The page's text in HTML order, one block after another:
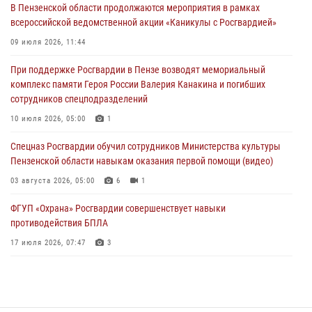
В Пензе сотрудники Росгвардии оказали помощь
дезориентированному пенсионеру
В Пензе при силовой поддержке Росгвардии пресечена
деятельность ОПГ, маскировавшейся под реабилитационный центр
(видео)
В Пензенской области продолжаются мероприятия в рамках
всероссийской ведомственной акции «Каникулы с Росгвардией»
09 июля 2026, 11:44
При поддержке Росгвардии в Пензе возводят мемориальный
комплекс памяти Героя России Валерия Канакина и погибших
сотрудников спецподразделений
10 июля 2026, 05:00 1
Спецназ Росгвардии обучил сотрудников Министерства культуры
Пензенской области навыкам оказания первой помощи (видео)
03 августа 2026, 05:00 6 1
ФГУП «Охрана» Росгвардии совершенствует навыки
противодействия БПЛА
17 июля 2026, 07:47 3